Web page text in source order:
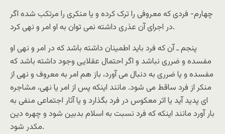
چهارم- فردی که معروفی را ترک کرده و يا منکری را مرتکب شده اگر
در اجرای آن عذری داشته نمی توان به او امر و نهی کرد.
پنجم ـ آن که فرد بايد اطمينان داشته باشد که در امر و نهی او
مفسده و ضرری نباشد و اگر احتمال عقلايی وجود داشته باشد که
مفسده و يا ضرری به دنبال می آورد، باز هم امر به معروف و نهی از
منکر از فرد ساقط می شود. مانند اينکه پس از امر يا نهی، مشاجره
ای پديد آيد يا اثر معکوس در فرد بگذارد و يا آثار اجتماعی منفی به
بار آورد مانند اينکه که فرد نسبت به اسلام بدبين شود و چهره دين
مکدر شود.